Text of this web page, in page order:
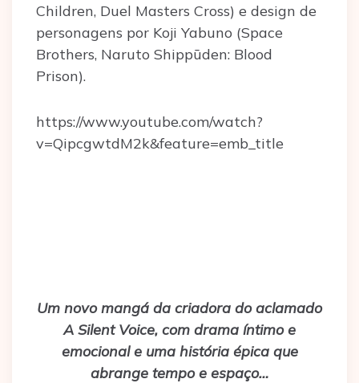
Children, Duel Masters Cross) e design de
personagens por Koji Yabuno (Space
Brothers, Naruto Shippūden: Blood
Prison).
https://www.youtube.com/watch?
v=QipcgwtdM2k&feature=emb_title
Um novo mangá da criadora do aclamado
A Silent Voice, com drama íntimo e
emocional e uma história épica que
abrange tempo e espaço…